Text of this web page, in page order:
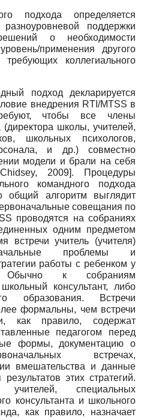
подхода определяется
поддержки
о необходимости
применения другого
коллегиального
подход декларируется
внедрения RTI/MTSS в
чтобы все члены
школы, учителей,
школьных психологов,
и др.) совместно
модели и брали на себя
2009]. Процедуры
командного подхода
общий алгоритм выглядит
совещания по
проводятся на собраниях
одним предметом
встречи учитель (учителя)
проблемы и
работы с ребенком у
Обычно к собраниям
консультант, либо
образования. Встречи
формальны, чем встречи
как правило, содержат
педагогом перед
формы, документацию о
встречах,
вмешательства и данные
этих стратегий.
специальных
консультанта и школьного
как правило, назначает